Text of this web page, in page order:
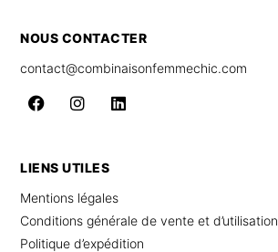
NOUS CONTACTER
contact@combinaisonfemmechic.com
LIENS UTILES
Mentions légales
Conditions générale de vente et d’utilisation
Politique d’expédition